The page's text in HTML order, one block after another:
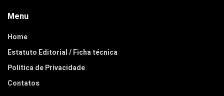
Menu
Home
Estatuto Editorial / Ficha técnica
Política de Privacidade
Contatos